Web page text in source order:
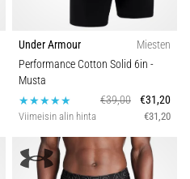
Under Armour
Miesten
Performance Cotton Solid 6in -
Musta
€39,00
€31,20
Viimeisin alin hinta €31,20